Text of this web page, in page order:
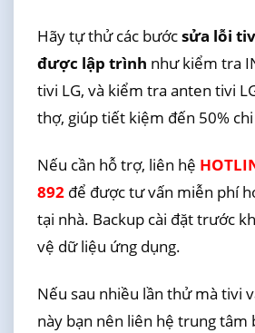
Hãy tự thử các bướcsửa lỗi
được lập trình như kiểm tra
tivi LG, và kiểm tra anten tivi
thợ, giúp tiết kiệm đến 50%
Nếu cần hỗ trợ, liên hệ
892để được tư vấn miễn phí
tại nhà. Backup cài đặt trước
vệ dữ liệu ứng dụng.
Nếu sau nhiều lần thử mà tivi
này bạn nên liên hệ trung tâm